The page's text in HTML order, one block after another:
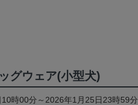
グウェア(小型犬)
時00分～2026年1月25日23時59分